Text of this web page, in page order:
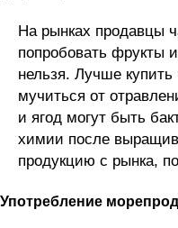
На рынках продавцы
попробовать фрукты
нельзя. Лучше купить
мучиться от
и ягод могут быть
химии после
продукцию с рынка,
Употребление